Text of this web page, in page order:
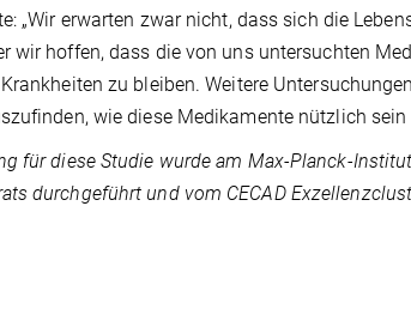
„Wir erwarten zwar nicht, dass sich die
wir hoffen, dass die von uns untersuchten
zu bleiben. Weitere
wie diese Medikamente nützlich
für diese Studie wurde am Max-Planck-
durchgeführt und vom CECAD